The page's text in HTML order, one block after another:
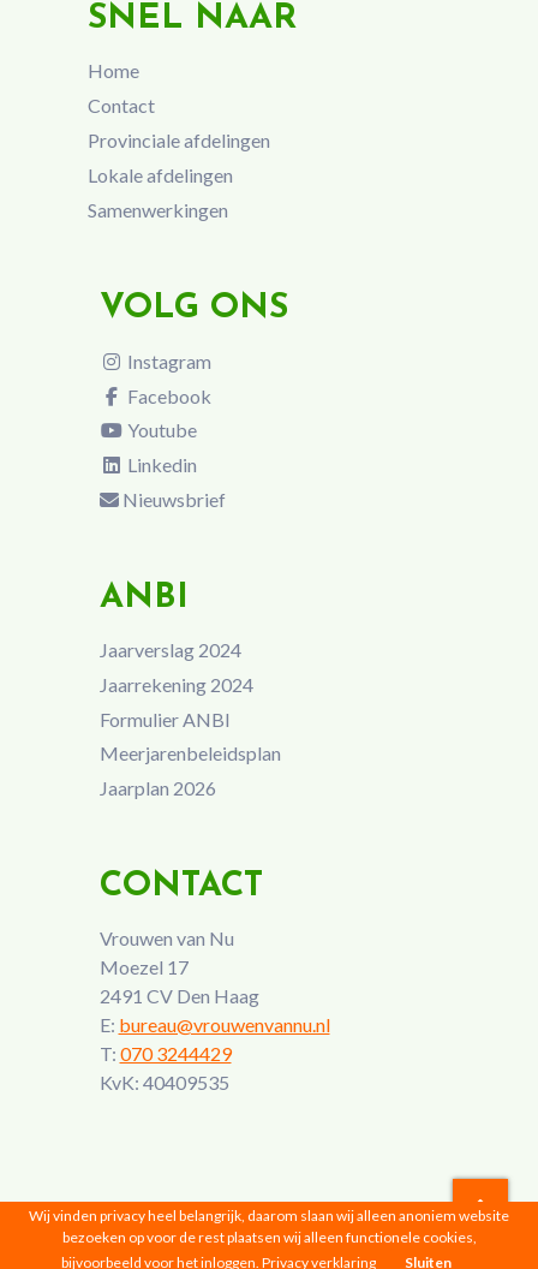
SNEL NAAR
Home
Contact
Provinciale afdelingen
Lokale afdelingen
Samenwerkingen
VOLG ONS
Instagram
Facebook
Youtube
Linkedin
Nieuwsbrief
ANBI
Jaarverslag 2024
Jaarrekening 2024
Formulier ANBI
Meerjarenbeleidsplan
Jaarplan 2026
CONTACT
Vrouwen van Nu
Moezel 17
2491 CV Den Haag
E: bureau@vrouwenvannu.nl
T: 070 3244429
KvK: 40409535
Vrouwen van Nu © 2026 |Privacyverklaring
Wij vinden privacy heel belangrijk, daarom slaan wij alleen anoniem website
bezoeken op voor de rest plaatsen wij alleen functionele cookies,
bijvoorbeeld voor het inloggen. Privacy verklaring Sluiten